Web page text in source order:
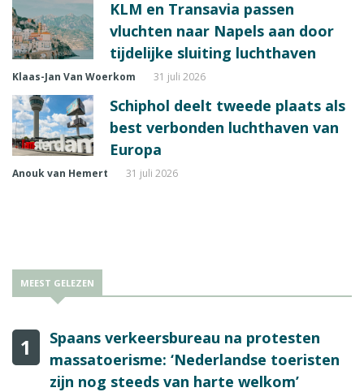
KLM en Transavia passen
vluchten naar Napels aan door
tijdelijke sluiting luchthaven
Klaas-Jan Van Woerkom 31 juli 2026
Schiphol deelt tweede plaats als
best verbonden luchthaven van
Europa
Anouk van Hemert 31 juli 2026
MEEST GELEZEN
1
Spaans verkeersbureau na protesten
massatoerisme: ‘Nederlandse toeristen
zijn nog steeds van harte welkom’